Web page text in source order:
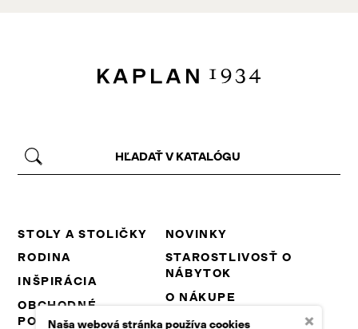
STOLY A STOLIČKY
RODINA
INŠPIRÁCIA
OBCHODNÉ
PODMIENKY
NOVINKY
STAROSTLIVOSŤ O
NÁBYTOK
O NÁKUPE
NA STIAHNUTIE
Naša webová stránka používa cookies ×